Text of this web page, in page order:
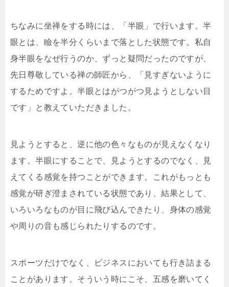
ちなみに坐禅をする時には、「半眼」で行います。半
眼とは、瞼を半分くらいまで落とした状態です。私自
身半眼をなぜ行うのか、ずっと疑問だったのですが、
先日尊敬している禅の師匠から、「見すぎないように
するためですよ。半眼とはがつがつ見ようとしない目
です」と教えていただきました。
見ようとすると、逆に他の色々なものが見えなくなり
ます。半眼にすることで、見ようとするのでなく、見
えてくる感覚を持つことができます。これがもっとも
感覚が研ぎ澄まされている状態であり、結果として、
いろいろなものが目に飛び込んできたり、身体の感覚
や周りの音も感じられたりするのです。
スポーツだけでなく、ビジネスにおいても行き詰まる
ことがあります。そういう時にこそ、五感を磨いてく